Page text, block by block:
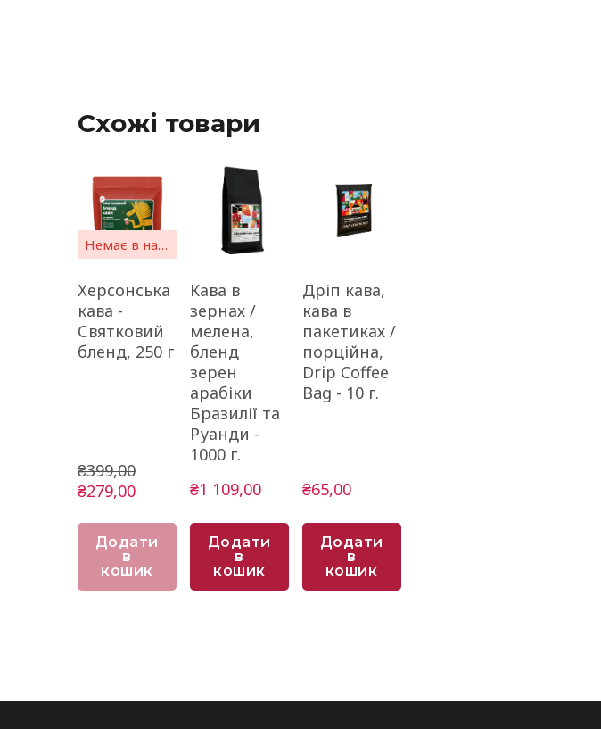
Схожі товари
Немає в наявності
Херсонська
кава -
Святковий
бленд, 250 г
₴399,00
₴279,00
Додати
в
кошик
Кава в
зернах /
мелена,
бленд
зерен
арабіки
Бразилії та
Руанди -
1000 г.
₴1 109,00
Додати
в
кошик
Дріп кава,
кава в
пакетиках /
порційна,
Drip Coffee
Bag - 10 г.
₴65,00
Додати
в
кошик